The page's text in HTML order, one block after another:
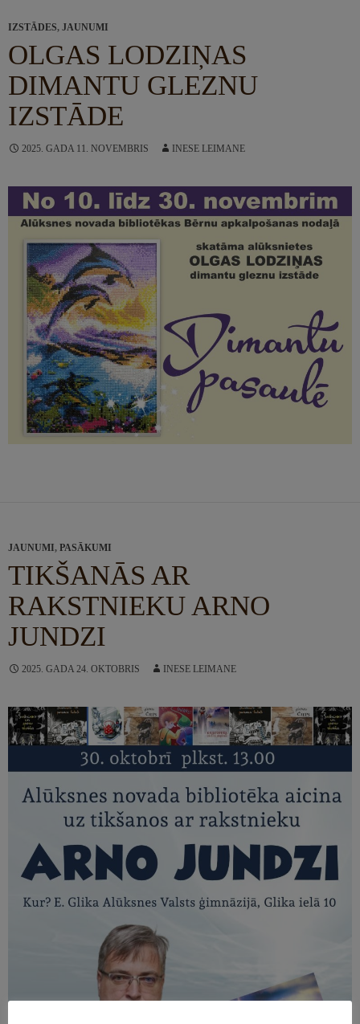
IZSTĀDES, JAUNUMI
OLGAS LODZIŅAS
DIMANTU GLEZNU
IZSTĀDE
2025. GADA 11. NOVEMBRIS INESE LEIMANE
JAUNUMI, PASĀKUMI
TIKŠANĀS AR
RAKSTNIEKU ARNO
JUNDZI
2025. GADA 24. OKTOBRIS INESE LEIMANE